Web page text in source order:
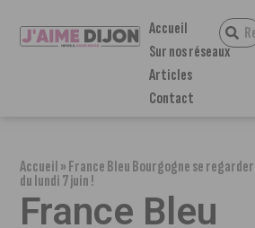
Accueil
Sur nos réseaux
Articles
Contact
Accueil»France Bleu Bourgogne se
du lundi 7 juin !
France Bleu